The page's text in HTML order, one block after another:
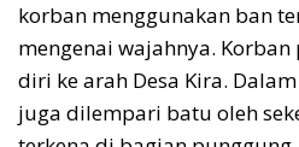
korban menggunakan ban
mengenai wajahnya.
diri ke arah Desa Kira.
juga dilempari batu oleh